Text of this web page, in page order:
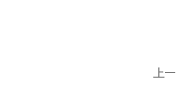
上